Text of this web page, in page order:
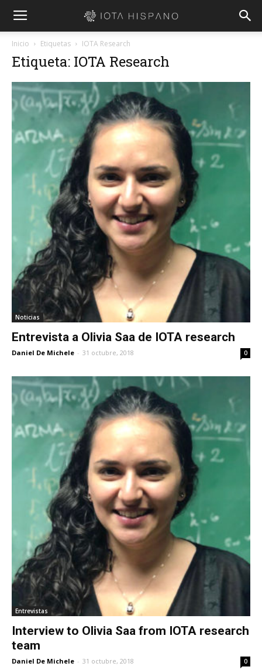
Inicio Etiquetas IOTA Research
Etiqueta: IOTA Research
Noticias
Entrevista a Olivia Saa de IOTA research
Daniel De Michele - 31 octubre, 2018 0
Entrevistas
Interview to Olivia Saa from IOTA research
team
Daniel De Michele - 31 octubre, 2018 0